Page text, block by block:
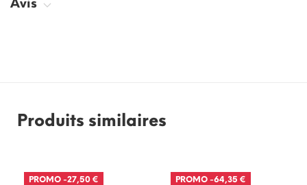
Avis
Produits similaires
PROMO -27,50 € PROMO -64,35 €